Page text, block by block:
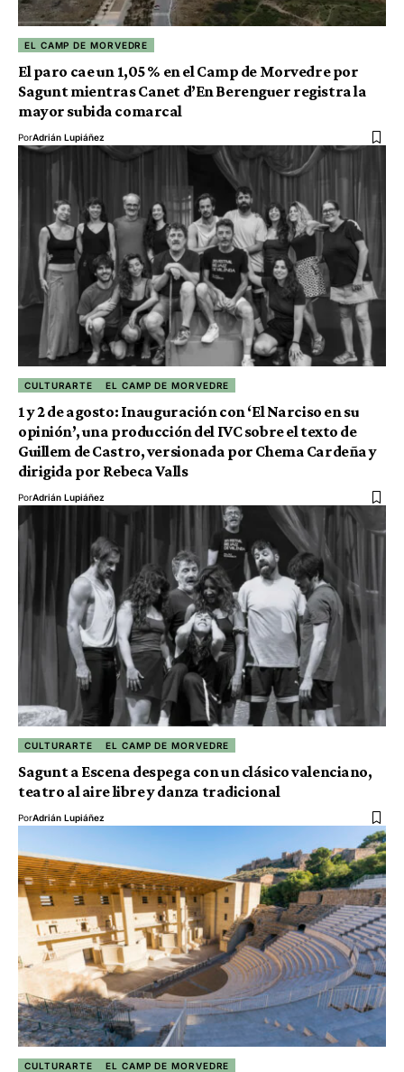
EL CAMP DE MORVEDRE
El paro cae un 1,05 % en el Camp de Morvedre por
Sagunt mientras Canet d’En Berenguer registra la
mayor subida comarcal
PorAdrián Lupiáñez
CULTURARTE EL CAMP DE MORVEDRE
1 y 2 de agosto: Inauguración con ‘El Narciso en su
opinión’, una producción del IVC sobre el texto de
Guillem de Castro, versionada por Chema Cardeña y
dirigida por Rebeca Valls
PorAdrián Lupiáñez
CULTURARTE EL CAMP DE MORVEDRE
Sagunt a Escena despega con un clásico valenciano,
teatro al aire libre y danza tradicional
PorAdrián Lupiáñez
CULTURARTE EL CAMP DE MORVEDRE